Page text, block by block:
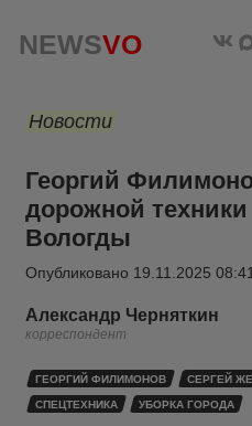
NEWSVO
Новости
Георгий
дорожной
Вологды
Опубликовано 19.11.2025 08:41
Александр Черняткин
корреспондент
ГЕОРГИЙ ФИЛИМОНОВ СЕРГЕЙ
СПЕЦТЕХНИКА УБОРКА ГОРОДА